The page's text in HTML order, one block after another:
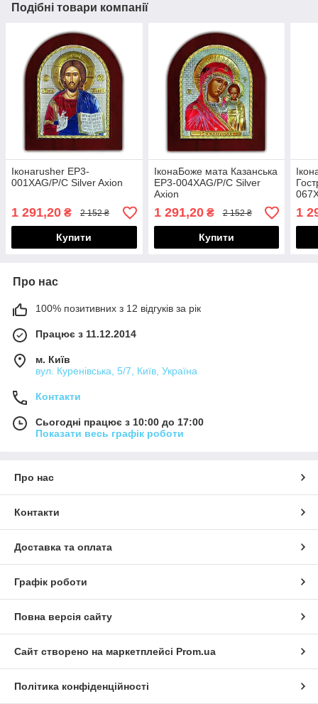
Подібні товари компанії
Іконаrusher EP3-
001XAG/P/C Silver Axion
1 291,20 ₴ 2 152 ₴
Купити
ІконаБоже мата Казанська
EP3-004XAG/P/C Silver
Axion
1 291,20₴ 2 152 ₴
Купити
1
Про нас
100% позитивних з 12 відгуків за рік
Працює з 11.12.2014
м. Київ
вул. Куренівська, 5/7, Київ, Україна
Контакти
Сьогодні працює з 10:00 до 17:00
Показати весь графік роботи
Про нас
Контакти
Доставка та оплата
Графік роботи
Повна версія сайту
Сайт створено на маркетплейсі Prom.ua
Політика конфіденційності